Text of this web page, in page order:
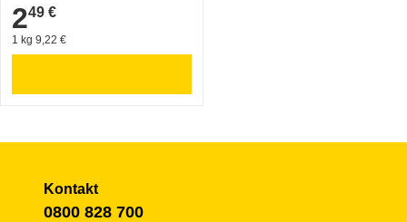
2,49 €
249 €
1 kg 9,22 €
Kontakt
0800 828 700